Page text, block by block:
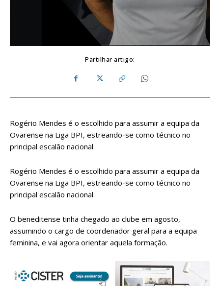
Partilhar artigo:
Rogério Mendes é o escolhido para assumir a equipa da
Ovarense na Liga BPI, estreando-se como técnico no
principal escalão nacional.
Rogério Mendes é o escolhido para assumir a equipa da
Ovarense na Liga BPI, estreando-se como técnico no
principal escalão nacional.
O beneditense tinha chegado ao clube em agosto,
assumindo o cargo de coordenador geral para a equipa
feminina, e vai agora orientar aquela formação.